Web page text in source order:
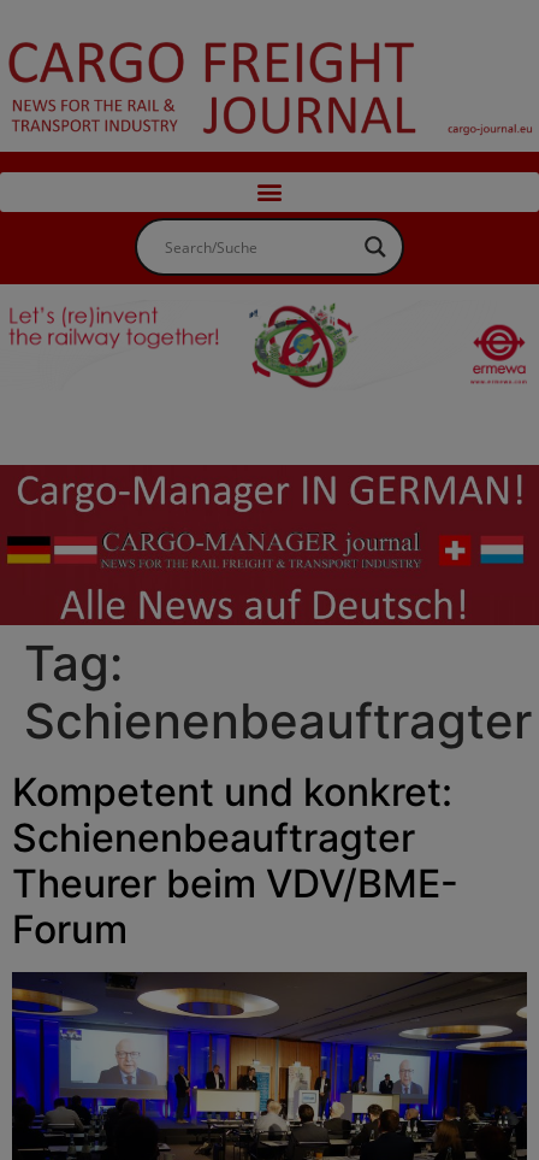
Tag:
Schienenbeauftragter
Kompetent und konkret:
Schienenbeauftragter
Theurer beim VDV/BME-
Forum